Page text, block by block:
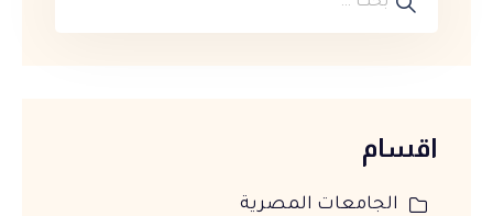
اقسام
الجامعات المصرية